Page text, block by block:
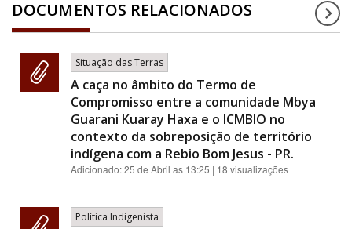
DOCUMENTOS RELACIONADOS
Situação das Terras
A caça no âmbito do Termo de
Compromisso entre a comunidade Mbya
Guarani Kuaray Haxa e o ICMBIO no
contexto da sobreposição de território
indígena com a Rebio Bom Jesus - PR.
Adicionado:25 de Abril as 13:25 | 18 visualizações
Política Indigenista